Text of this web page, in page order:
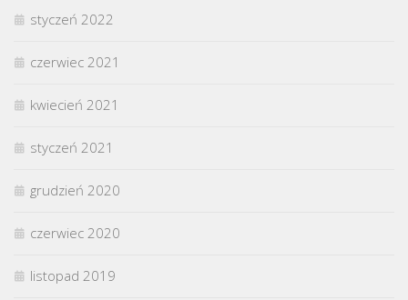
styczeń 2022
czerwiec 2021
kwiecień 2021
styczeń 2021
grudzień 2020
czerwiec 2020
listopad 2019